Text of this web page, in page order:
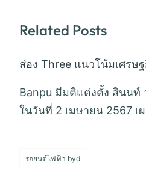
Related Posts
ส่อง Three แนวโน้มเศรษ
Banpu มีมติแต่งตั้ง สินนท์
ในวันที่ 2 เมษายน 2567 เ
รถยนต์ไฟฟ้า byd